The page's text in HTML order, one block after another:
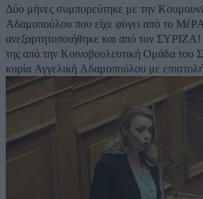
Δύο μήνες συμπορεύτηκε με την
Αδαμοπούλου που είχε φύγει από το
ανεξαρτητοποιήθηκε και από τον ΣΥΡΙΖΑ! Την ανεξαρτητοποίησή
της από την Κοινοβουλευτική Ομάδα
κυρία Αγγελική Αδαμοπούλου με